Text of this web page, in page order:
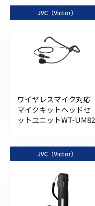
JVC（Victor）
ワイヤレスマイク対応
マイクキットヘッドセ
ットユニットWT-UM82
JVC（Victor）